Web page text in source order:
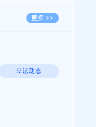
更多 >>
立法动态